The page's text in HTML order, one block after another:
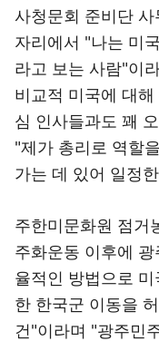
사청문회 준비단
자리에서 "나는 미
라고 보는 사람"이
비교적 미국에 대
심 인사들과도 꽤
"제가 총리로 역할
가는 데 있어 일정
주한미문화원 점거
주화운동 이후에
율적인 방법으로 미
한 한국군 이동을
건"이라며 "광주민